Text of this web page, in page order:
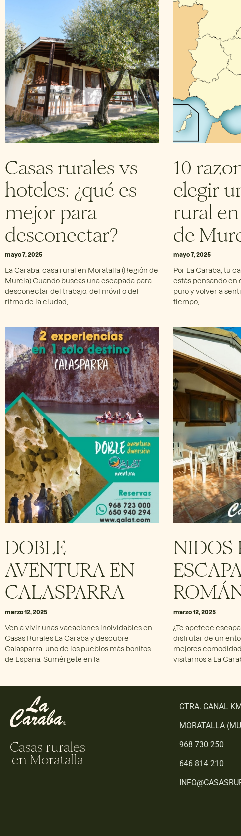
Casas rurales vs
hoteles: ¿qué es
mejor para
desconectar?
mayo 7, 2025
La Caraba, casa rural en Moratalla (Región de
Murcia) Cuando buscas una escapada para
desconectar del trabajo, del móvil o del
ritmo de la ciudad,
10
elegir
rural
de
mayo 7, 2025
Por La Caraba, tu
estás pensando en
puro y volver a
tiempo,
DOBLE
AVENTURA EN
CALASPARRA
marzo 12, 2025
Ven a vivir unas vacaciones inolvidables en
Casas Rurales La Caraba y descubre
Calasparra, uno de los pueblos más bonitos
de España. Sumérgete en la
NIDOS
marzo 12, 2025
¿Te apetece
disfrutar de un
mejores
visitarnos a La
Casas rurales
en Moratalla
CTRA. CANAL
MORATALLA
968 730 250
646 814 210